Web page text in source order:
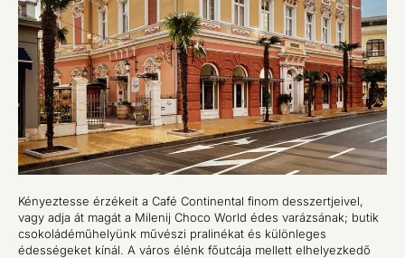
Kényeztesse érzékeit a Café Continental finom desszertjeivel,
vagy adja át magát a Milenij Choco World édes varázsának; butik
csokoládéműhelyünk művészi pralinékat és különleges
édességeket kínál. A város élénk főutcája mellett elhelyezkedő